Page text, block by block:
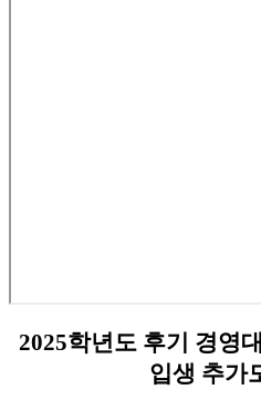
2025학년도 후기 경영
입생 추가